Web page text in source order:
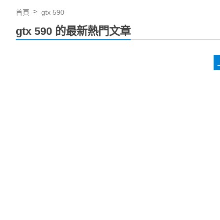
首頁 gtx 590
gtx 590 的最新熱門文章